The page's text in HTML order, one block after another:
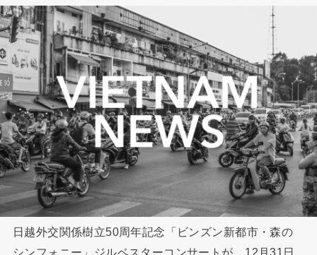
日越外交関係樹立50周年記念「ビンズン新都市・森の
シンフォニー」ジルベスターコンサートが、12月31日